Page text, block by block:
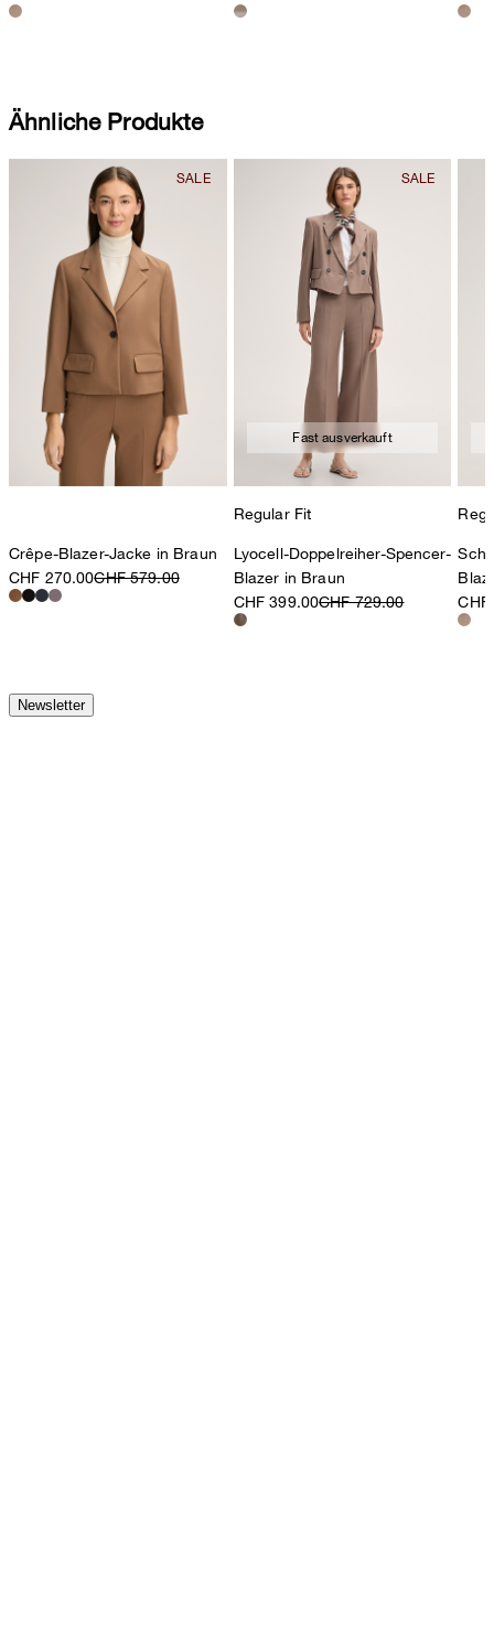
Ähnliche Produkte
Crêpe-Blazer-Jacke in Braun
CHF 270.00CHF 579.00
Fast ausverkauft
Regular Fit
Lyocell-Doppelreiher-Spencer-
Blazer in Braun
CHF 399.00CHF 729.00
Newsletter